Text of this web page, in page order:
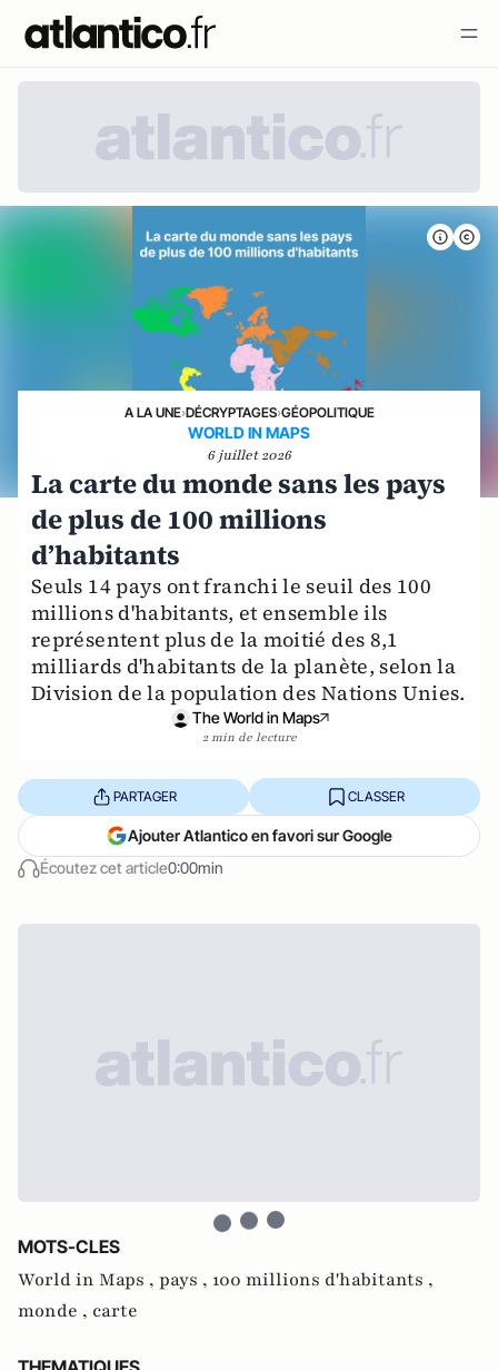
A LA UNE›DÉCRYPTAGES›GÉOPOLITIQUE
WORLD IN MAPS
6 juillet 2026
La carte du monde sans les pays
de plus de 100 millions
d’habitants
Seuls 14 pays ont franchi le seuil des 100
millions d'habitants, et ensemble ils
représentent plus de la moitié des 8,1
milliards d'habitants de la planète, selon la
Division de la population des Nations Unies.
The World in Maps
2 min de lecture
Écoutez cet article0:00min
PARTAGER CLASSER
Ajouter Atlantico en favori sur Google
MOTS-CLES
World in Maps , pays , 100 millions d'habitants ,
monde , carte